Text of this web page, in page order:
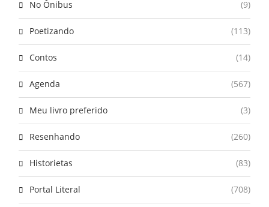
No Ônibus (9)
Poetizando (113)
Contos (14)
Agenda (567)
Meu livro preferido (3)
Resenhando (260)
Historietas (83)
Portal Literal (708)